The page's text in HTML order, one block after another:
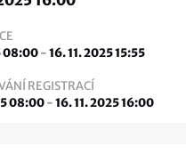
08:00-16. 11. 2025 15:55
REGISTRACÍ
08:00-16. 11. 2025 16:00